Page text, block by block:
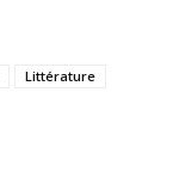
Littérature